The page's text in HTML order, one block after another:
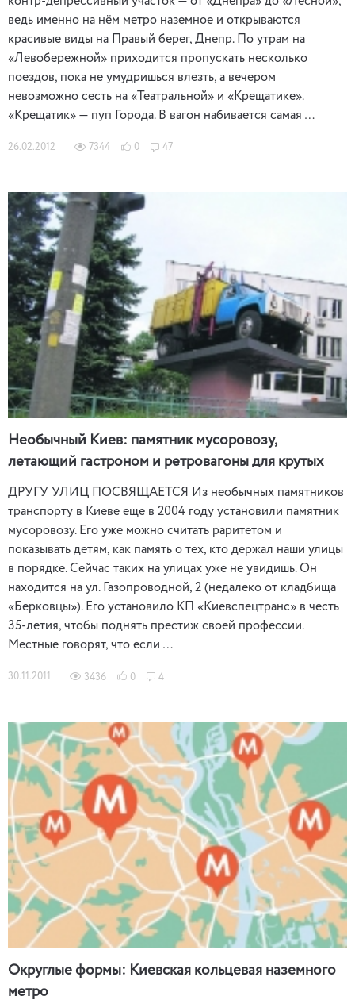
ведь именно на нём метро наземное и открываются
красивые виды на Правый берег, Днепр. По утрам на
«Левобережной» приходится пропускать несколько
поездов, пока не умудришься влезть, а вечером
невозможно сесть на «Театральной» и «Крещатике».
«Крещатик» — пуп Города. В вагон набивается самая …
26.02.2012 7344 0 47
Необычный Киев: памятник мусоровозу,
летающий гастроном и ретровагоны для крутых
ДРУГУ УЛИЦ ПОСВЯЩАЕТСЯ Из необычных памятников
транспорту в Киеве еще в 2004 году установили памятник
мусоровозу. Его уже можно считать раритетом и
показывать детям, как память о тех, кто держал наши улицы
в порядке. Сейчас таких на улицах уже не увидишь. Он
находится на ул. Газопроводной, 2 (недалеко от кладбища
«Берковцы»). Его установило КП «Киевспецтранс» в честь
35-летия, чтобы поднять престиж своей профессии.
Местные говорят, что если …
30.11.2011 3436 0 4
Округлые формы: Киевская кольцевая наземного
метро